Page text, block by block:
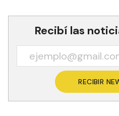
Recibí las
RECIBIR